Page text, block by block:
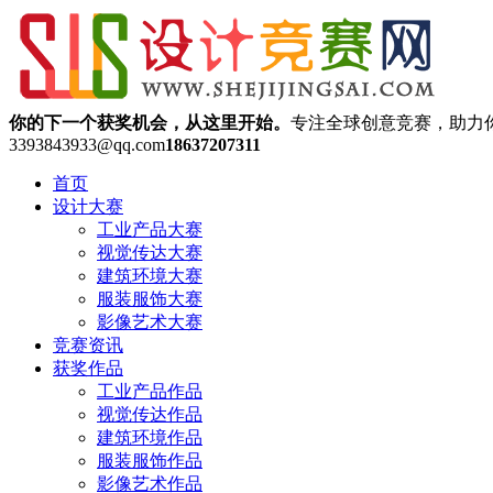
你的下一个获奖机会，从这里开始。 专注全球创意竞赛，助力
3393843933@qq.com18637207311
首页
设计大赛
工业产品大赛
视觉传达大赛
建筑环境大赛
服装服饰大赛
影像艺术大赛
竞赛资讯
获奖作品
工业产品作品
视觉传达作品
建筑环境作品
服装服饰作品
影像艺术作品